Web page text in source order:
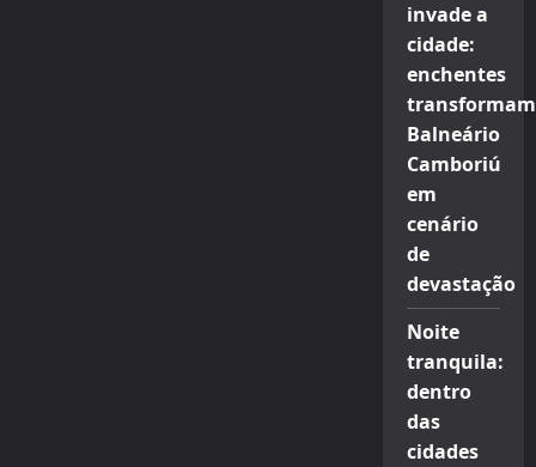
invade a
cidade:
enchentes
transformam
Balneário
Camboriú
em
cenário
de
devastação
Noite
tranquila:
dentro
das
cidades